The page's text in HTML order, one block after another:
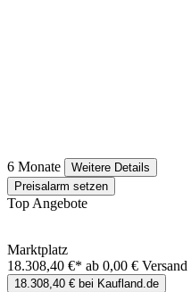
6 Monate
Weitere Details
Preisalarm setzen
Top Angebote
Marktplatz
18.308,40 €* ab 0,00 € Versand
18.308,40 € bei Kaufland.de